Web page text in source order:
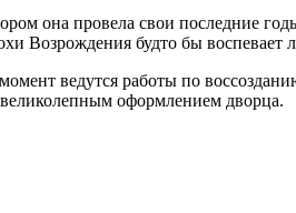
она провела свои последние
Возрождения будто бы
ведутся работы по
оформлением дворца.